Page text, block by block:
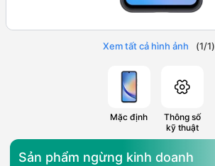
Xem tất cả hình ảnh (1/1)
Mặc định
Thông số
kỹ thuật
Sản phẩm ngừng kinh doanh